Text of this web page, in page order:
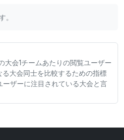
。
会1チームあたりの閲覧ユーザー
大会同士を比較するための指標
ザーに注目されている大会と言